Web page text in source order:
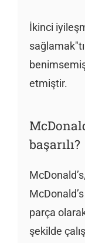
İkinci
etmiştir.
başarılı?
parça
şekilde